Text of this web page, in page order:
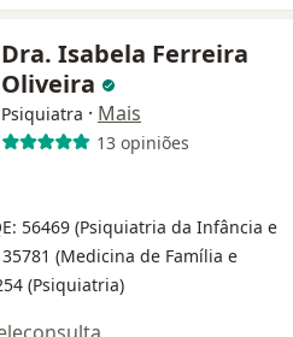
Dra. Isabela Ferreira
Oliveira
Psiquiatra · Mais
13 opiniões
56469 (Psiquiatria da Infância e
35781 (Medicina de Família e
(Psiquiatria)